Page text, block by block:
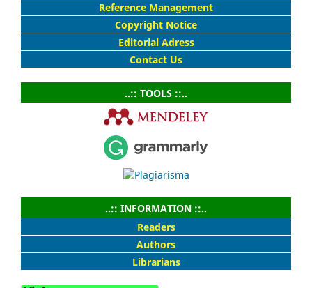
Reference Management
Copyright Notice
Editorial Adress
Contact Us
..:: TOOLS ::..
..:: INFORMATION ::..
Readers
Authors
Librarians